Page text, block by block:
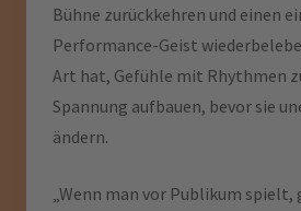
Bühne zurückkehren und einen
Performance-Geist
Art hat, Gefühle mit Rhythmen
Spannung aufbauen, bevor sie
ändern.
„Wenn man vor Publikum spielt,